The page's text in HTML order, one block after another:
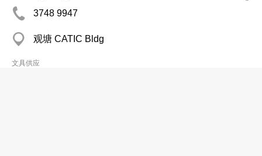
3748 9947
观塘 CATIC Bldg
文具供应